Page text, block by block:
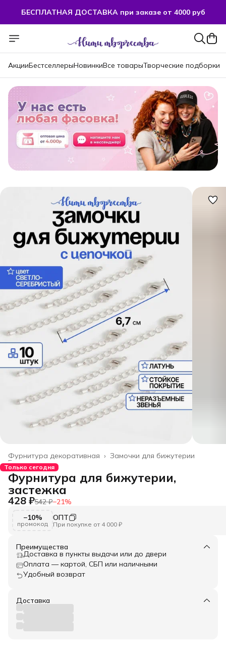
БЕСПЛАТНАЯ ДОСТАВКА при заказе от 4000 руб
АкцииБестселлерыНовинкиВсе товарыТворческие подборки
Замочки для бижутерии
Фурнитура декоративная ›
Главная ›
Только сегодня
Фурнитура для бижутерии,
застежка
428 ₽542 ₽−21%
−10%
промокод
ОПТ
При покупке от 4 000 ₽
Преимущества
Доставка в пункты выдачи или до двери
Оплата — картой, СБП или наличными
Удобный возврат
Доставка